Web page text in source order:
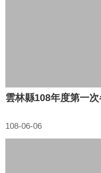
108-06-06